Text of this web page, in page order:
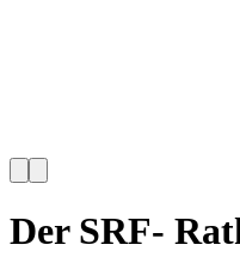
Der SRF-